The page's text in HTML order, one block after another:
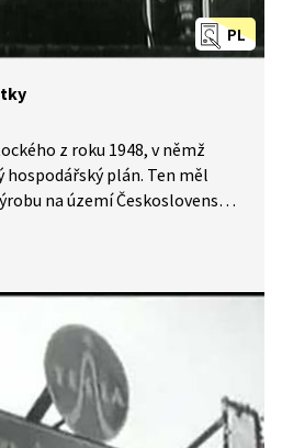
PL
z roku 1948, v němž
plán. Ten měl
na území Československa